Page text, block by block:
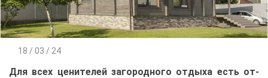
18 / 03 / 24
Для всех це­ни­те­лей за­го­род­но­го от­ды­ха есть от­